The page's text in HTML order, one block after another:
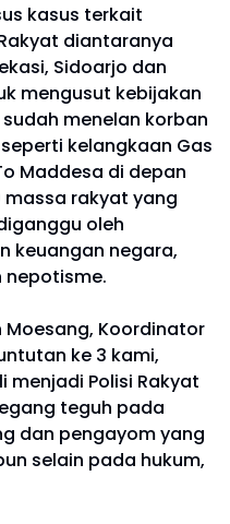
kasus terkait
diantaranya
Sidoarjo dan
mengusut kebijakan
menelan korban
kelangkaan Gas
Maddesa di depan
massa rakyat yang
oleh
keuangan negara,
nepotisme.
Koordinator
ke 3 kami,
menjadi Polisi Rakyat
teguh pada
dan pengayom yang
selain pada hukum,